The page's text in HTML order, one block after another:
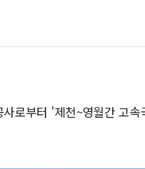
로부터 '제천~영월간 고